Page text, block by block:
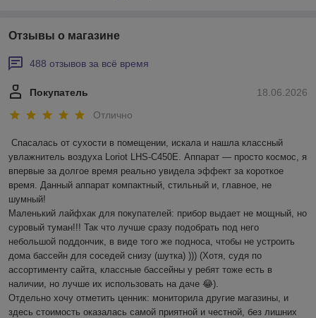
Отзывы о магазине
488 отзывов за всё время
18.06.2026
Покупатель
Отлично
Спасалась от сухости в помещении, искала и нашла классный
увлажнитель воздуха Loriot LHS-C450E. Аппарат — просто космос, я
впервые за долгое время реально увидела эффект за короткое
время. Данный аппарат компактный, стильный и, главное, не
шумный!
Маленький лайфхак для покупателей: прибор выдает не мощный, но
суровый туман!!! Так что лучше сразу подобрать под него
небольшой поддончик, в виде того же подноса, чтобы не устроить
дома бассейн для соседей снизу (шутка) ))) (Хотя, судя по
ассортименту сайта, классные бассейны у ребят тоже есть в
наличии, но лучше их использовать на даче 😂).
Отдельно хочу отметить ценник: мониторила другие магазины, и
здесь стоимость оказалась самой приятной и честной, без лишних